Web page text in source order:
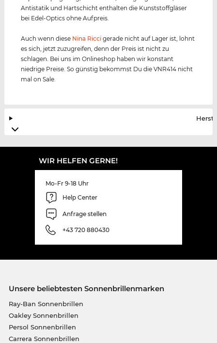
Antistatik und Hartschicht enthalten die Kunststoffgläser
bei Edel-Optics ohne Aufpreis.
Auch wenn diese Nina Ricci gerade nicht auf Lager ist, lohnt
es sich, jetzt zuzugreifen, denn der Preis ist nicht zu
schlagen. Bei uns im Onlineshop haben wir konstant
niedrige Preise. So günstig bekommst Du die VNR414 nicht
mal on Sale.
WIR HELFEN GERNE!
Mo-Fr 9-18 Uhr
Help Center
Anfrage stellen
+43 720 880430
Unsere beliebtesten Sonnenbrillenmarken
Ray-Ban Sonnenbrillen
Oakley Sonnenbrillen
Persol Sonnenbrillen
Carrera Sonnenbrillen